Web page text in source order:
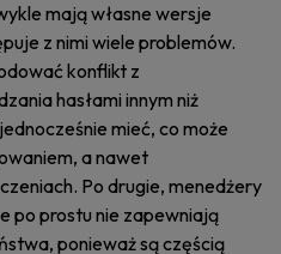
mają własne wersje
z nimi wiele problemów.
konflikt z
hasłami innym niż
mieć, co może
a nawet
Po drugie, menedżery
po prostu nie zapewniają
ponieważ są częścią